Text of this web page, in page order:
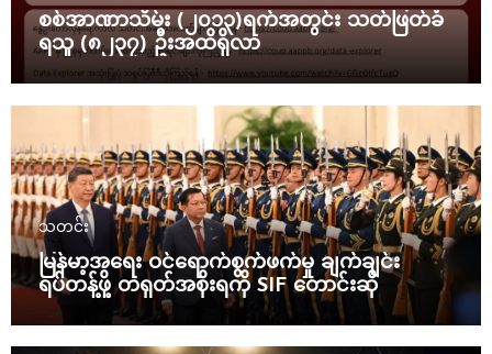
စစ်အာဏာသိမ်း (၂၀၁၃)ရက်အတွင်း သတ်ဖြတ်ခံ
ရသူ (၈၂၃၇) ဦးအထိရှိလာ
သတင်း
မြန်မာ့အရေး ဝင်ရောက်စွက်ဖက်မှု ချက်ချင်း
ရပ်တန့်ဖို့ တရုတ်အစိုးရကို SIF တောင်းဆို